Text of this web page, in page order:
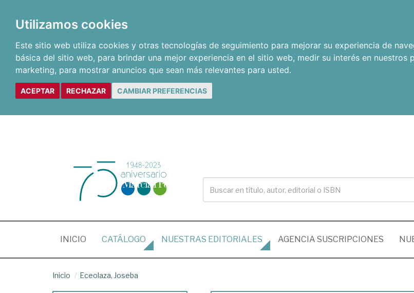
Utilizamos cookies
Este sitio web utiliza cookies y otras tecnologías de seguimiento para mejorar su experiencia de
básica del sitio web, para brindar una mejor experiencia en el sitio web, medir su interés en nuestros
marketing, para mostrar anuncios que sean más relevantes para usted.
ACEPTAR RECHAZAR CAMBIAR PREFERENCIAS
INICIO (CURRENT)
CATÁLOGO NUESTRAS EDITORIALES AGENCIA SUSCRIPCIONES
Inicio Eceolaza, Joseba